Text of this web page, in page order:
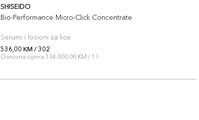
SHISEIDO
Bio-Performance Micro-Click Concentrate
Serumi i losioni za lice
536,00 KM / 302
Osnovna cijena 134.000,00 KM / 1 l